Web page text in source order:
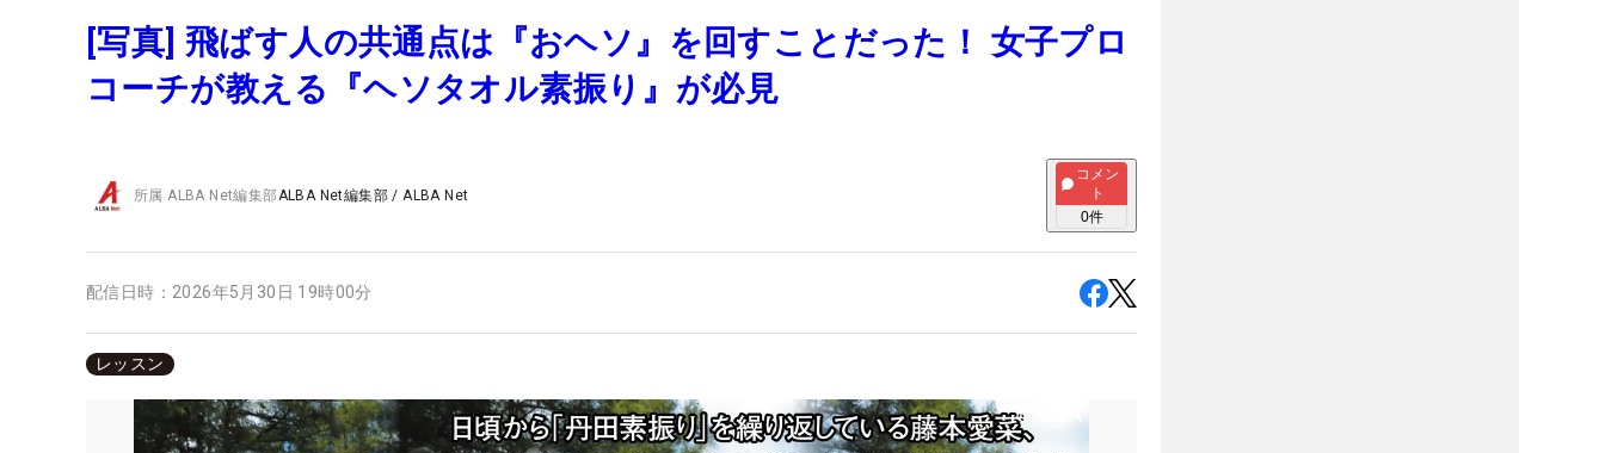
[写真] 飛ばす人の共通点は『おヘソ』を回すことだった！ 女子プロ
コーチが教える『ヘソタオル素振り』が必見
所属ALBA Net編集部ALBA Net編集部 /ALBA Net
コメン
ト
0件
配信日時： 2026年5月30日 19時00分
レッスン